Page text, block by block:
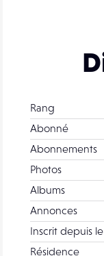
Rang
Abonné
Abonnements
Photos
Albums
Annonces
Inscrit depuis le
Résidence